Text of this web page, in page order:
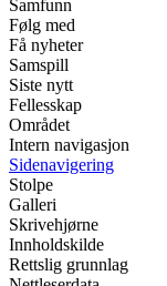
Samfunn
Følg med
Få nyheter
Samspill
Siste nytt
Fellesskap
Området
Intern navigasjon
Sidenavigering
Stolpe
Galleri
Skrivehjørne
Innholdskilde
Rettslig grunnlag